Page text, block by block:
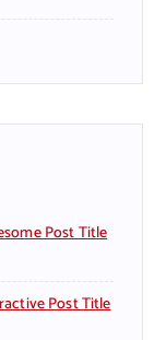
Post Title
Post Title